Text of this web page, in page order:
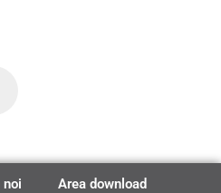
noi Area download